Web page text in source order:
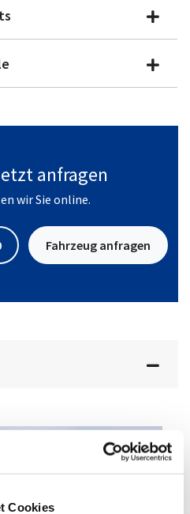
Cookies
anfragen
wir Sie online.
Fahrzeug anfragen